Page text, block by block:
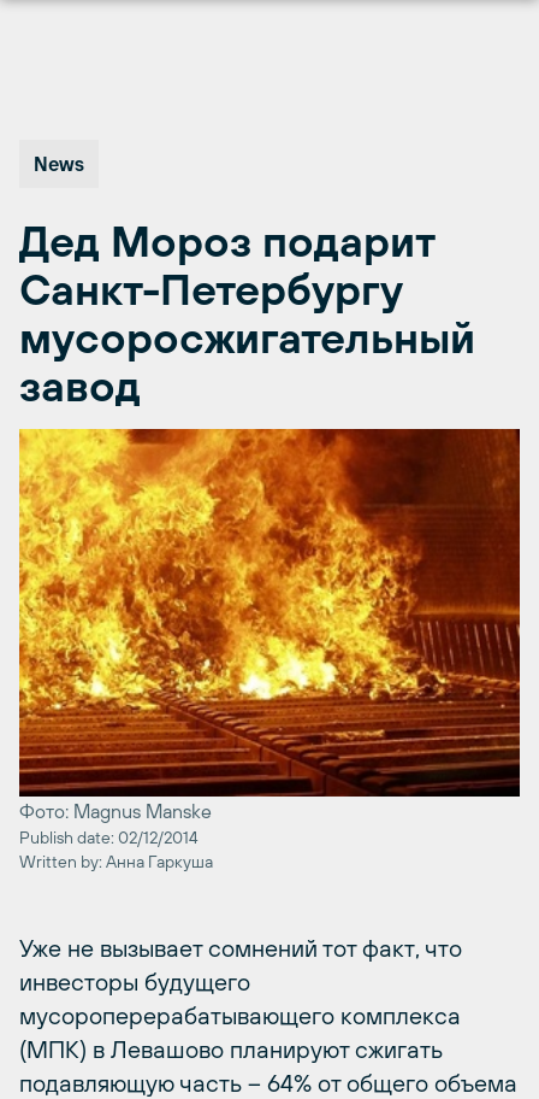
News
Дед Мороз подарит
Санкт-Петербургу
мусоросжигательный
завод
Фото: Magnus Manske
Publish date: 02/12/2014
Written by: Анна Гаркуша
Уже не вызывает сомнений тот факт, что
инвесторы будущего
мусороперерабатывающего комплекса
(МПК) в Левашово планируют сжигать
подавляющую часть – 64% от общего объема